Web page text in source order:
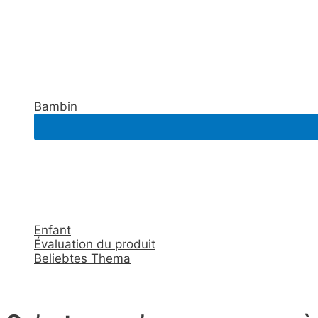
Bambin
Enfant
Évaluation du produit
Beliebtes Thema